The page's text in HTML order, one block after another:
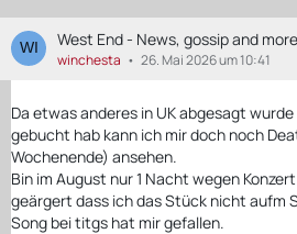
West End - News, gossip and more
winchesta 26. Mai 2026 um 10:41
Da etwas anderes in UK abgesagt
gebucht hab kann ich mir doch noch
Wochenende) ansehen.
Bin im August nur 1 Nacht wegen
geärgert dass ich das Stück nicht aufm
Song bei titgs hat mir gefallen.